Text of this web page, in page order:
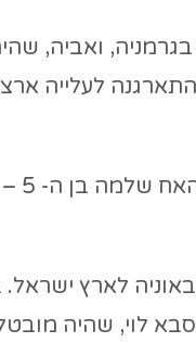
בגרמניה, ואביה,
לעלייה
לארץ
לוי, שהיה